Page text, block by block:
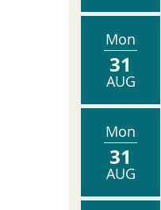
Mon
31
AUG
Mon
31
AUG